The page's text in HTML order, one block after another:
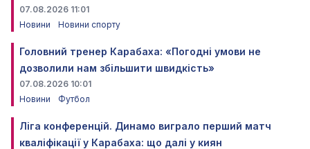
07.08.2026 11:01
Новини
Новини спорту
Головний тренер Карабаха: «Погодні умови не
дозволили нам збільшити швидкість»
07.08.2026 10:01
Новини
Футбол
Ліга конференцій. Динамо виграло перший матч
кваліфікації у Карабаха: що далі у киян